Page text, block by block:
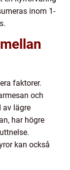
inom 1-
faktorer.
och
av lägre
har högre
kan också